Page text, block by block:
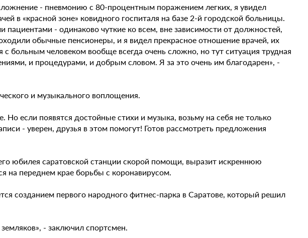
- пневмонию с 80-процентным поражением легких, я увидел
в «красной зоне» ковидного госпиталя на базе 2-й городской больницы.
- одинаково чуткие ко всем, вне зависимости от должностей,
обычные пенсионеры, и я видел прекрасное отношение врачей, их
больным человеком вообще всегда очень сложно, но тут ситуация трудная
и процедурами, и добрым словом. Я за это очень им благодарен», -
и музыкального воплощения.
Но если появятся достойные стихи и музыка, возьму на себя не только
- уверен, друзья в этом помогут! Готов рассмотреть предложения
юбилея саратовской станции скорой помощи, выразит искреннюю
на переднем крае борьбы с коронавирусом.
созданием первого народного фитнес-парка в Саратове, который решил
- заключил спортсмен.